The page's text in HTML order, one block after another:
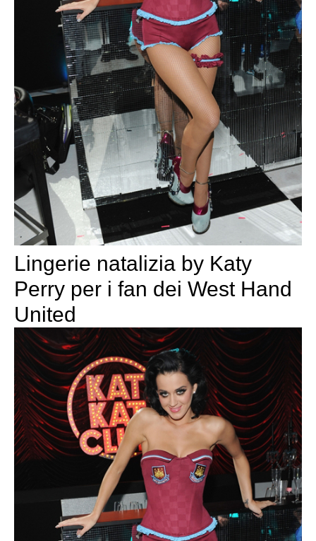
Lingerie natalizia by Katy
Perry per i fan dei West Hand
United